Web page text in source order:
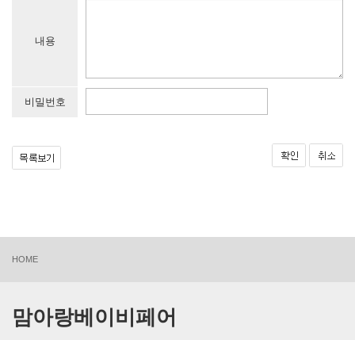
내용
비밀번호
HOME
맘아랑베이비페어